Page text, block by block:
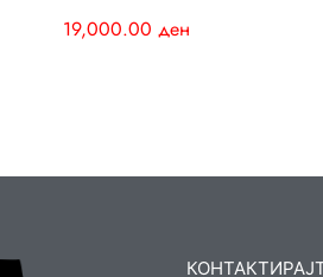
19,000.00 ден